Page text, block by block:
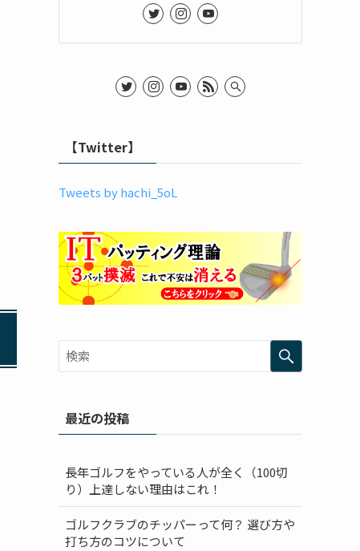
【Twitter】
Tweets by hachi_5oL
最近の投稿
長年ゴルフをやっている人が全く（100切
り）上達しない理由はこれ！
ゴルフクラブのチッパーって何？ 選び方や
打ち方のコツについて